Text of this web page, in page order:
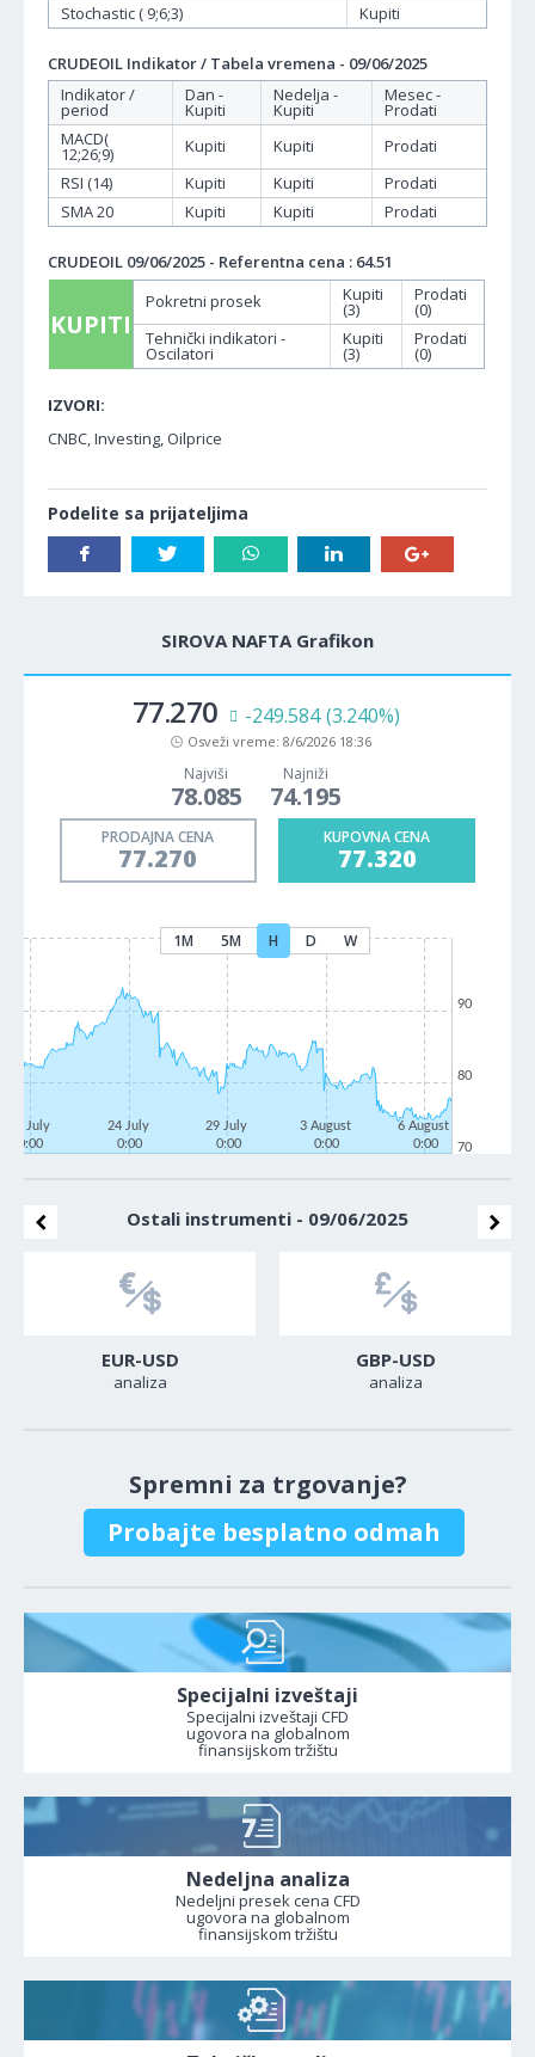
Stochastic ( 9;6;3)
Kupiti
CRUDEOIL Indikator / Tabela vremena - 09/06/2025
Indikator /
period
Dan -
Kupiti
Nedelja -
Kupiti
Mesec -
Prodati
MACD(
12;26;9) Kupiti Kupiti
Prodati
RSI (14)
Kupiti Kupiti
Prodati
SMA 20
Kupiti Kupiti Prodati
CRUDEOIL 09/06/2025 - Referentna cena : 64.51
KUPITI
Pokretni prosek Kupiti
(3)
Prodati
(0)
Tehnički indikatori -
Oscilatori
Kupiti
(3)
Prodati
(0)
IZVORI:
CNBC, Investing, Oilprice
Podelite sa prijateljima
SIROVA NAFTA Grafikon
77.270 -249.584 (3.240%)
Osveži vreme: 8/6/2026 18:36
Najviši
78.085
Najniži
74.195
PRODAJNA CENA
77.270
KUPOVNA CENA
77.320
1M 5M H D W
21 July
0:00
24 July
0:00
29 July
0:00
3 August
0:00
6 August
0:00
70
80
90
Ostali instrumenti - 09/06/2025
EUR-USD
analiza
GBP-USD
analiza
Spremni za trgovanje?
Probajte besplatno odmah
Specijalni izveštaji
Specijalni izveštaji CFD
ugovora na globalnom
finansijskom tržištu
Nedeljna analiza
Nedeljni presek cena CFD
ugovora na globalnom
finansijskom tržištu